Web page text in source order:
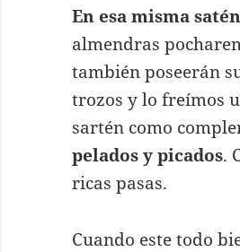
En esa misma
almendras
también poseerán
trozos y lo freímos
sartén como
pelados y picados.
ricas pasas.
Cuando este todo